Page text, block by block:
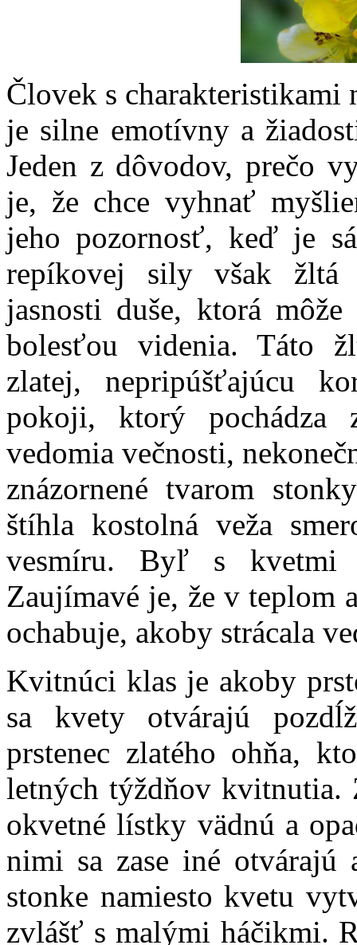
Človek s charakteristikami
je silne emotívny a
Jeden z dôvodov, prečo
je, že chce vyhnať
jeho pozornosť, keď je
repíkovej sily však žltá
jasnosti duše, ktorá
bolesťou videnia. Táto
zlatej, nepripúšťajúcu
pokoji, ktorý pochádza
vedomia večnosti,
znázornené tvarom
štíhla kostolná veža
vesmíru. Byľ s kvetmi
Zaujímavé je, že v teplom
ochabuje, akoby strácala
Kvitnúci klas je akoby
sa kvety otvárajú
prstenec zlatého ohňa,
letných týždňov kvitnutia.
okvetné lístky vädnú a
nimi sa zase iné
stonke namiesto kvetu
zvlášť s malými háčikmi.